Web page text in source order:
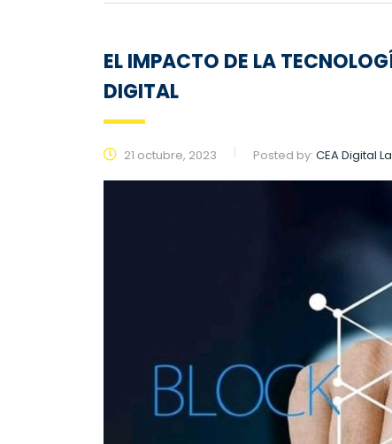
EL IMPACTO DE LA
DIGITAL
21 octubre, 2023 Posted by: CEA Digital